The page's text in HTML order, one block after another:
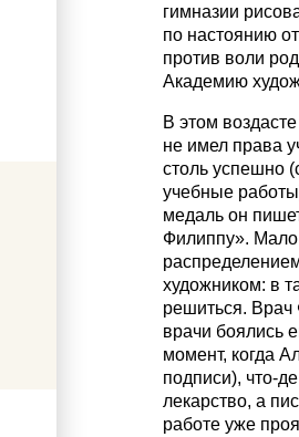
гимназии
по настоянию
против воли
Академию
В этом
не имел права
столь успешно
учебные
медаль он
Филиппу». Мало
художником: в
решиться. Врач
врачи боялись
момент, когда
подписи), что-
лекарство, а
работе уже